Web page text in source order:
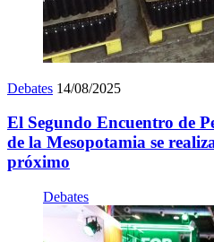
Debates 14/08/2025
El Segundo Encuentro de
de la Mesopotamia se
próximo
Debates